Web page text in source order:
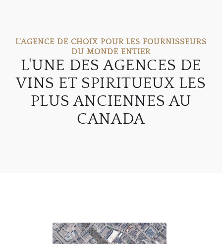
L'AGENCE DE CHOIX POUR LES FOURNISSEURS
DU MONDE ENTIER
L'UNE DES AGENCES DE
VINS ET SPIRITUEUX LES
PLUS ANCIENNES AU
CANADA